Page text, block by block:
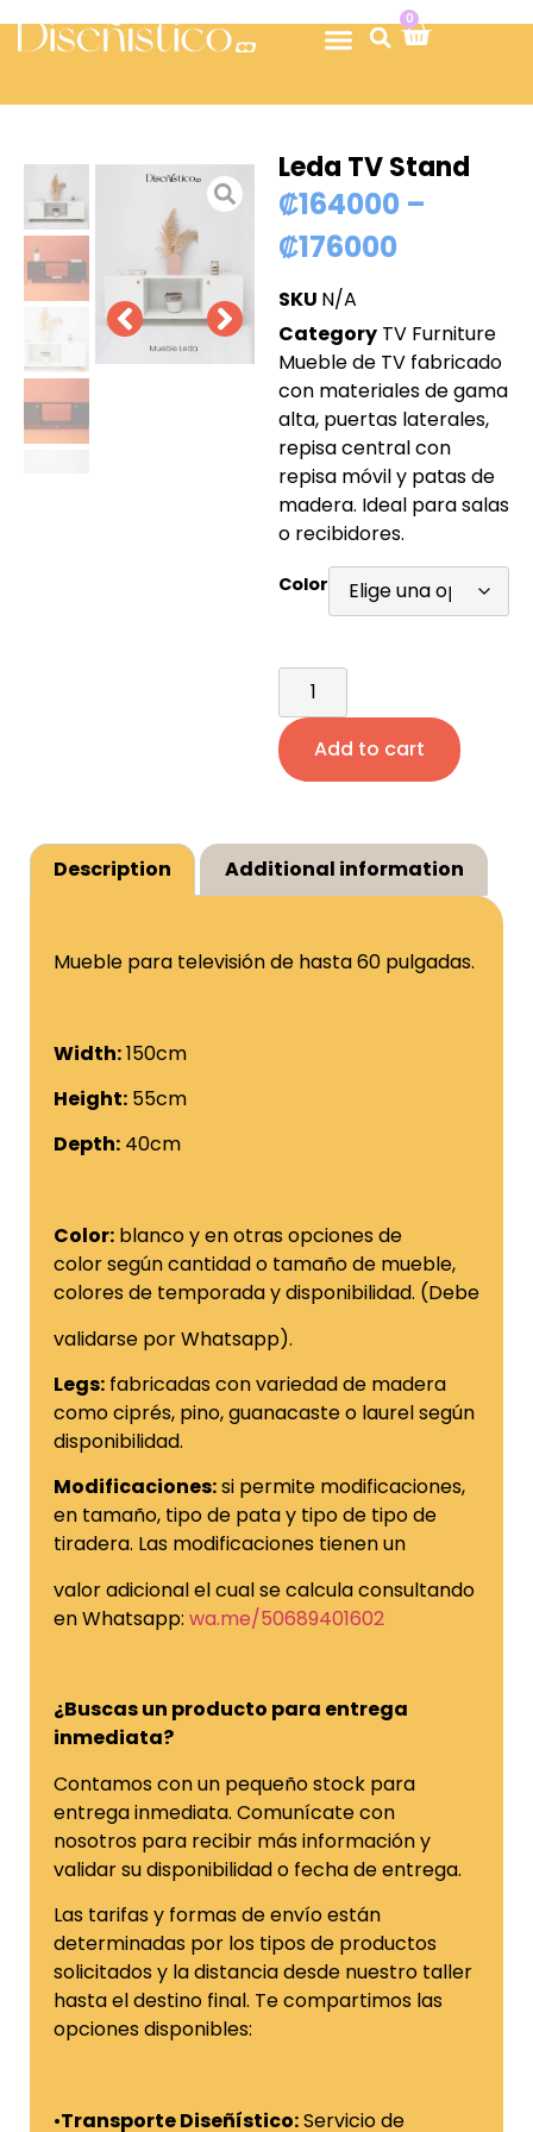
0
Leda TV Stand
₡164000 –
₡176000
SKU N/A
Category TV Furniture
Mueble de TV fabricado
con materiales de gama
alta, puertas laterales,
repisa central con
repisa móvil y patas de
madera. Ideal para salas
o recibidores.
Color
Add to cart
Description Additional information
Mueble para televisión de hasta 60 pulgadas.
Width:150cm
Height: 55cm
Depth: 40cm
Color: blanco y en otras opciones de
color según cantidad o tamaño de mueble,
colores de temporada y disponibilidad. (Debe
validarse por Whatsapp).
Legs: fabricadas con variedad de madera
como ciprés, pino, guanacaste o laurel según
disponibilidad.
Modificaciones:si permite modificaciones,
en tamaño, tipo de pata y tipo de tipo de
tiradera. Las modificaciones tienen un
valor adicional el cual se calcula consultando
en Whatsapp: wa.me/50689401602
¿Buscas un producto para entrega
inmediata?
Contamos con un pequeño stock para
entrega inmediata. Comunícate con
nosotros para recibir más información y
validar su disponibilidad o fecha de entrega.
Las tarifas y formas de envío están
determinadas por los tipos de productos
solicitados y la distancia desde nuestro taller
hasta el destino final. Te compartimos las
opciones disponibles:
•Transporte Diseñístico:Servicio de